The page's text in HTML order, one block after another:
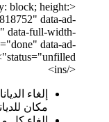
block; height:
data-ad-
data-full-width-
data-ad-
status="unfilled">
</ins>
إلغاء
مكان